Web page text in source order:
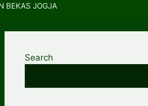
BEKAS JOGJA
Search